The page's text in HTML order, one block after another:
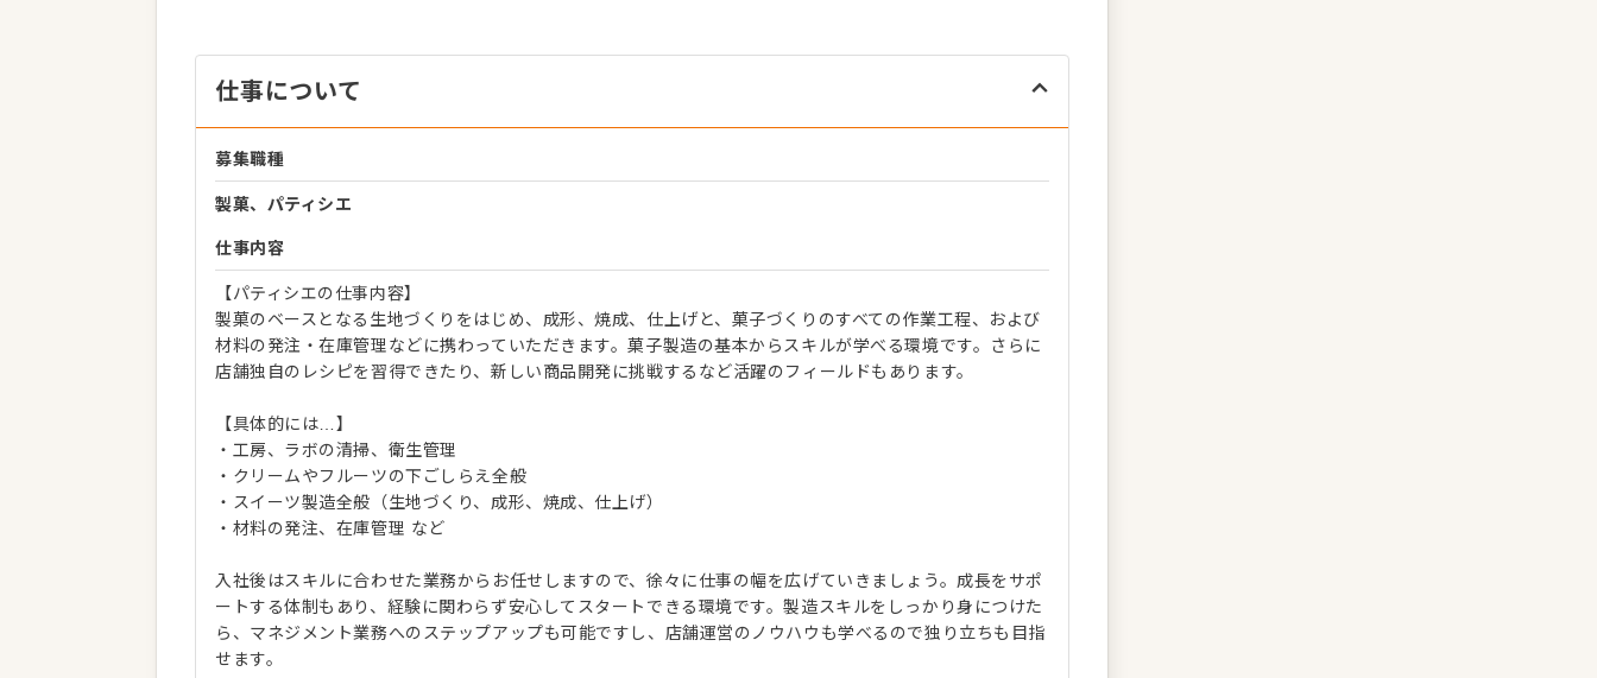
仕事について
募集職種
製菓、パティシエ
仕事内容
【パティシエの仕事内容】
製菓のベースとなる生地づくりをはじめ、成形、焼成、仕上げと、菓子づくりのすべての作業工程、および
材料の発注・在庫管理などに携わっていただきます。菓子製造の基本からスキルが学べる環境です。さらに
店舗独自のレシピを習得できたり、新しい商品開発に挑戦するなど活躍のフィールドもあります。
【具体的には…】
・工房、ラボの清掃、衛生管理
・クリームやフルーツの下ごしらえ全般
・スイーツ製造全般（生地づくり、成形、焼成、仕上げ）
・材料の発注、在庫管理 など
入社後はスキルに合わせた業務からお任せしますので、徐々に仕事の幅を広げていきましょう。成長をサポ
ートする体制もあり、経験に関わらず安心してスタートできる環境です。製造スキルをしっかり身につけた
ら、マネジメント業務へのステップアップも可能ですし、店舗運営のノウハウも学べるので独り立ちも目指
せます。